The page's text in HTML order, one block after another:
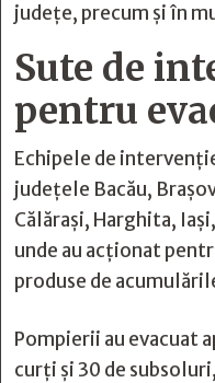
județe, precum și în
Sute de
pentru
Echipele de
județele Bacău,
Călărași, Harghita,
unde au acționat
produse de
Pompierii au evacuat
curți și 30 de